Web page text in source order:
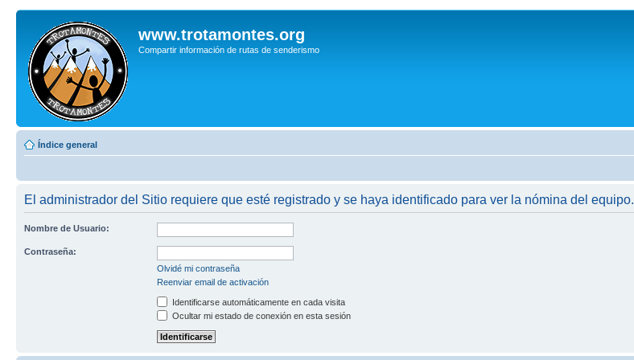
www.trotamontes.org
Compartir información de rutas de senderismo
Índice general
El administrador del Sitio requiere que esté registrado y se haya identificado para ver la nómina del equipo.
Nombre de Usuario:
Contraseña:
Olvidé mi contraseña
Reenviar email de activación
Identificarse automáticamente en cada visita
Ocultar mi estado de conexión en esta sesión